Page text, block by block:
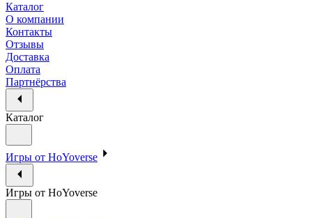
Каталог
О компании
Контакты
Отзывы
Доставка
Оплата
Партнёрства
Каталог
Игры от HoYoverse
Игры от HoYoverse